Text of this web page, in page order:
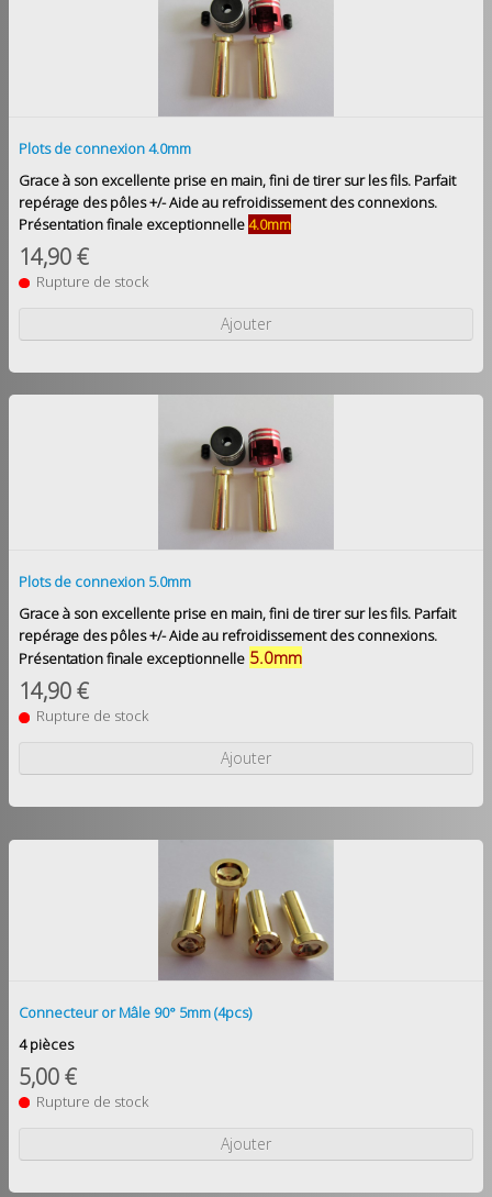
Plots de connexion 4.0mm
Grace à son excellente prise en main, fini de tirer sur les fils. Parfait
repérage des pôles +/- Aide au refroidissement des connexions.
Présentation finale exceptionnelle4.0mm
14,90 €
Rupture de stock
Ajouter
Plots de connexion 5.0mm
Grace à son excellente prise en main, fini de tirer sur les fils. Parfait
repérage des pôles +/- Aide au refroidissement des connexions.
Présentation finale exceptionnelle 5.0mm
14,90 €
Rupture de stock
Ajouter
Connecteur or Mâle 90° 5mm (4pcs)
4 pièces
5,00 €
Rupture de stock
Ajouter